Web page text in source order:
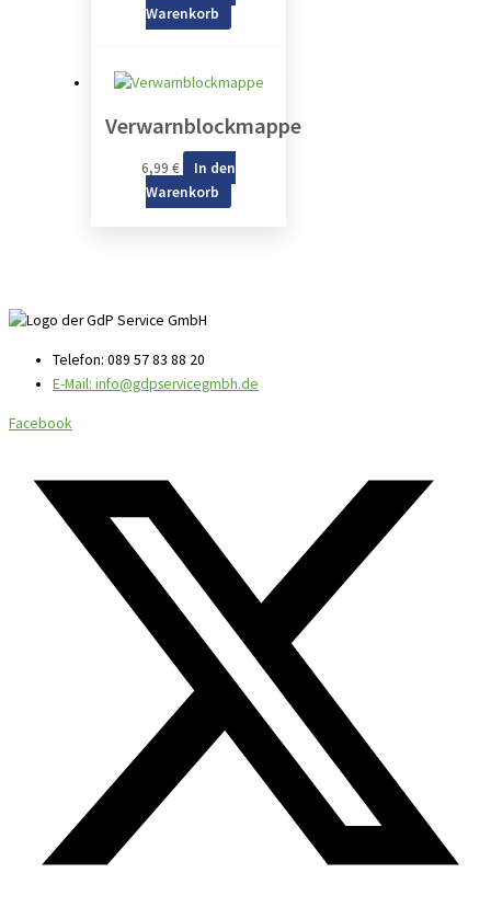
Warenkorb
Verwarnblockmappe
6,99 €
In den
Warenkorb
Telefon: 089 57 83 88 20
E-Mail: info@gdpservicegmbh.de
Facebook